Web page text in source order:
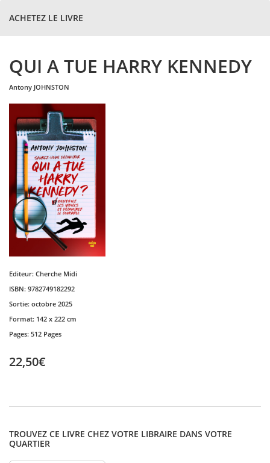
ACHETEZ LE LIVRE
QUI A TUE HARRY KENNEDY
antony JOHNSTON
Editeur: Cherche Midi
ISBN: 9782749182292
Sortie: octobre 2025
Format: 142 x 222 cm
Pages: 512 Pages
22,50€
TROUVEZ CE LIVRE CHEZ VOTRE LIBRAIRE DANS VOTRE
QUARTIER